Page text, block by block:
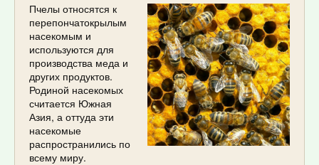
Пчелы относятся к
перепончатокрылым
насекомым и
используются для
производства меда и
других продуктов.
Родиной насекомых
считается Южная
Азия, а оттуда эти
насекомые
распространились по
всему миру.